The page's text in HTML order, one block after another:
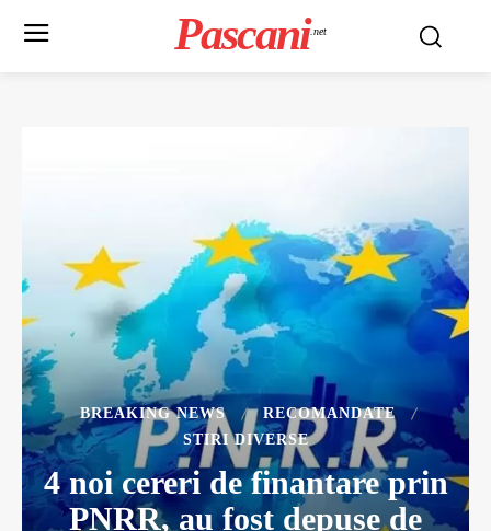
Pascani .net
BREAKING NEWS
RECOMANDATE
STIRI DIVERSE
4 noi cereri de finantare prin
PNRR, au fost depuse de